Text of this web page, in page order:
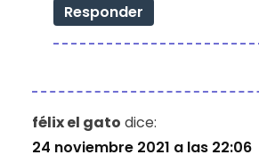
Responder
félix el gato dice:
24 noviembre 2021 a las 22:06